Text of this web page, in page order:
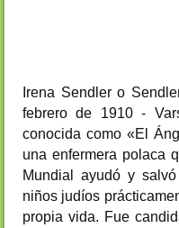
Irena Sendler o
febrero de 1910 -
conocida como «El
una enfermera polaca
Mundial ayudó y
niños judíos
propia vida. Fue